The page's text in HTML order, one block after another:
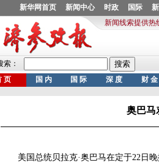
奥巴马
美国总统贝拉克·奥巴马在定于22日晚